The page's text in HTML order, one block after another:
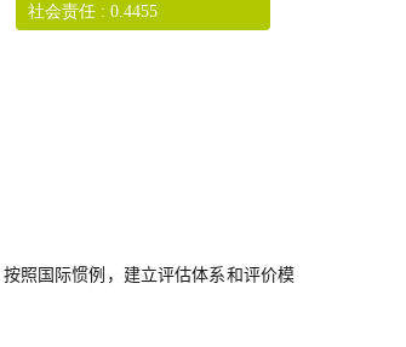
社会责任 : 0.4455
照国际惯例，建立评估体系和评价模